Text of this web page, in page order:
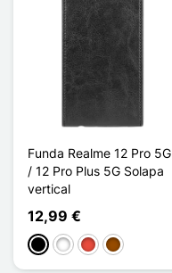
Funda Realme 12 Pro 5G
/ 12 Pro Plus 5G Solapa
vertical
12,99 €
NegroBlancoRojoMarrón